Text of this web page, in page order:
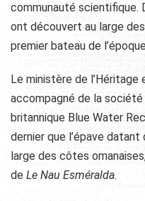
communauté scientifique.
ont découvert au large
premier bateau de
Le ministère de l’Héritage
accompagné de la
britannique Blue Water
dernier que l’épave
large des côtes
de Le Nau Esméralda.